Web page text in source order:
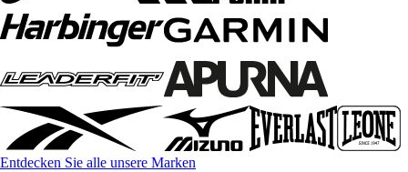
Entdecken Sie alle unsere Marken